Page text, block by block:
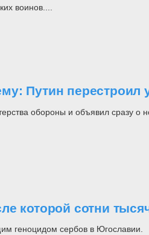
воинов....
Путин
обороны и объявил сразу
которой сотни
геноцидом сербов в Югославии.